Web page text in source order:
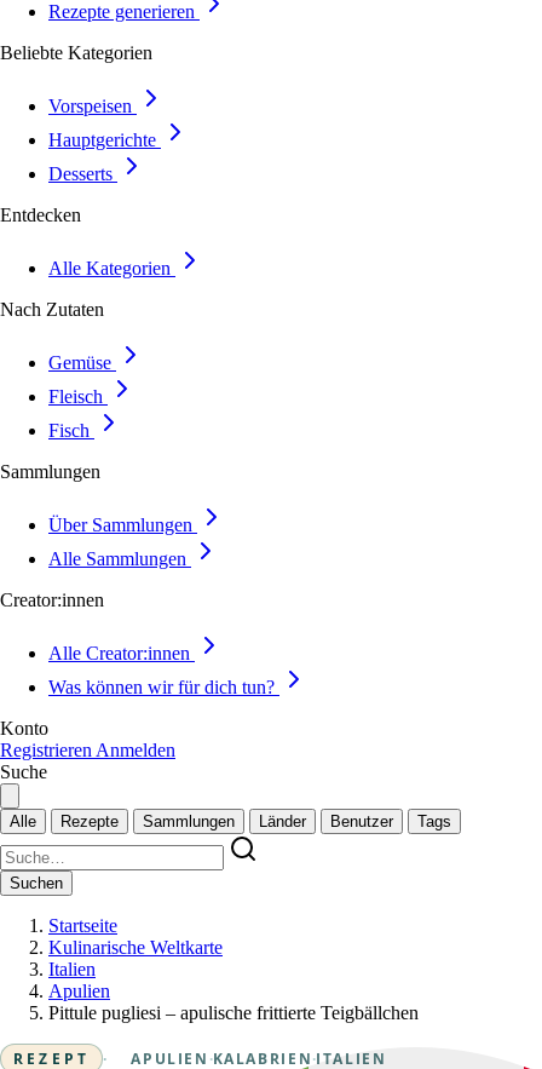
Rezepte generieren
Beliebte Kategorien
Vorspeisen
Hauptgerichte
Desserts
Entdecken
Alle Kategorien
Nach Zutaten
Gemüse
Fleisch
Fisch
Sammlungen
Über Sammlungen
Alle Sammlungen
Creator:innen
Alle Creator:innen
Was können wir für dich tun?
Konto
Registrieren Anmelden
Suche
Alle Rezepte Sammlungen Länder Benutzer Tags
Suchen
Startseite
Kulinarische Weltkarte
Italien
Apulien
Pittule pugliesi – apulische frittierte Teigbällchen
REZEPT · APULIEN ·KALABRIEN ·ITALIEN